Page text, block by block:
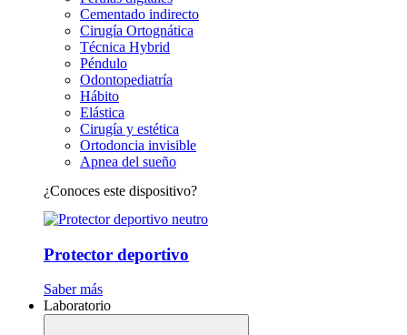
Cementado indirecto
Cirugía Ortognática
Técnica Hybrid
Péndulo
Odontopediatría
Hábito
Elástica
Cirugía y estética
Ortodoncia invisible
Apnea del sueño
¿Conoces este dispositivo?
Protector deportivo
Saber más
Laboratorio